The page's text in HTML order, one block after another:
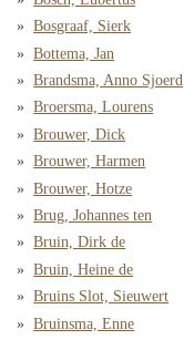
Bosgraaf, Sierk
Bottema, Jan
Brandsma, Anno Sjoerd
Broersma, Lourens
Brouwer, Dick
Brouwer, Harmen
Brouwer, Hotze
Brug, Johannes ten
Bruin, Dirk de
Bruin, Heine de
Bruins Slot, Sieuwert
Bruinsma, Enne